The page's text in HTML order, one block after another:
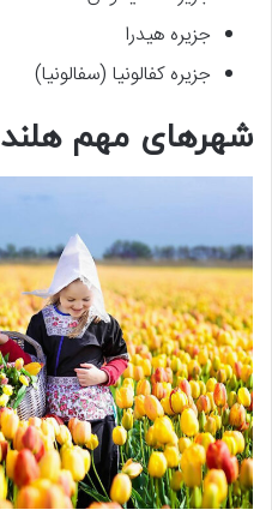
جزیره هیدرا
جزیره کفالونیا (سفالونیا)
شهرهای مهم هلند